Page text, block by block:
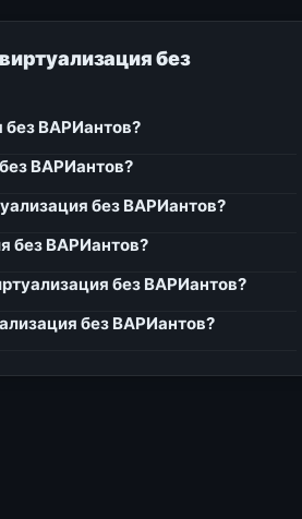
без
без ВАРИантов?
ВАРИантов?
без ВАРИантов?
без ВАРИантов?
без ВАРИантов?
без ВАРИантов?